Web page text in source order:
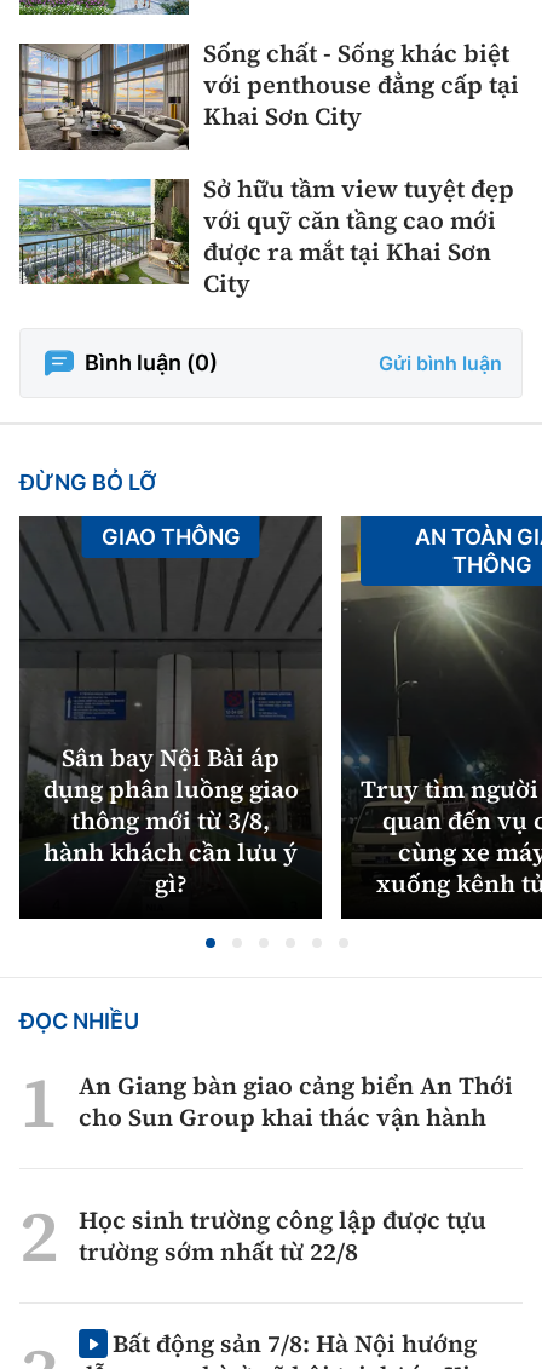
Sống chất - Sống khác biệt
với penthouse đẳng cấp tại
Khai Sơn City
Sở hữu tầm view tuyệt đẹp
với quỹ căn tầng cao mới
được ra mắt tại Khai Sơn
City
Bình luận (0) Gửi bình luận
ĐỪNG BỎ LỠ
Sân bay Nội Bài áp
dụng phân luồng giao
thông mới từ 3/8,
hành khách cần lưu ý
gì?
GIAO THÔNG
Truy tìm
quan đến vụ
cùng xe
xuống kênh
AN TOÀN
THÔNG
ĐỌC NHIỀU
An Giang bàn giao cảng biển An Thới
cho Sun Group khai thác vận hành
Học sinh trường công lập được tựu
trường sớm nhất từ 22/8
Bất động sản 7/8: Hà Nội hướng